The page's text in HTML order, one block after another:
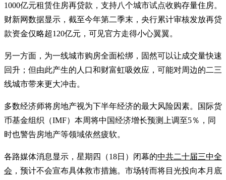
1000亿元租赁住房再贷款，支持八个城市试点收购存量住房。
财新网数据显示，截至今年第二季末，央行累计审核发放再贷
款资金仅略超120亿元，可见官方走得小心翼翼。
另一方面，为一线城市购房全面松绑，固然可以让成交量快速
回升；但由此产生的人口和财富虹吸效应，可能对周边的二三
线城市带来更大冲击。
多数经济师将房地产视为下半年经济的最大风险因素。国际货
币基金组织（IMF）本周将中国经济增长预测上调至5％，同
时也警告房地产等领域依然疲软。
各路媒体消息显示，星期四（18日）闭幕的中共二十届三中全
会 ，预计不会宣布具体救市措施。市场转而将目光投向本月底